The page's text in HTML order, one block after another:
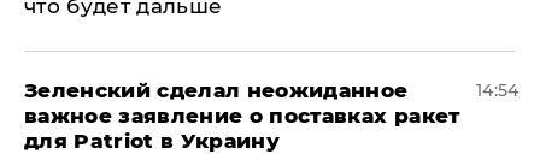
что будет дальше
Зеленский сделал неожиданное
важное заявление о поставках ракет
для Patriot в Украину
14:54